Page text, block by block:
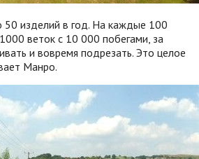
изделий в год. На каждые 100
веток с 10 000 побегами, за
и вовремя подрезать. Это целое
Манро.